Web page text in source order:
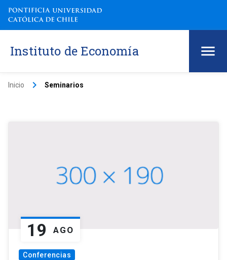
Instituto de Economía
Inicio keyboard_arrow_right Seminarios
19 AGO
Conferencias